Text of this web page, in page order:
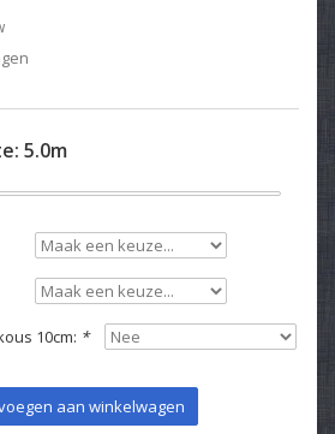
5.0m
10cm: *
aan winkelwagen